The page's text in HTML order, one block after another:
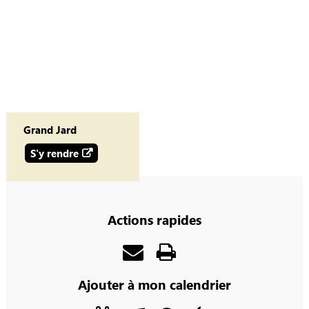
Grand Jard
S'y rendre
Actions rapides
Ajouter à mon calendrier